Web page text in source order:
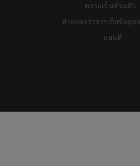
ความเป็นส่วนตัว
คำแถลงว่าการเก็บข้อมูล
แผนที่